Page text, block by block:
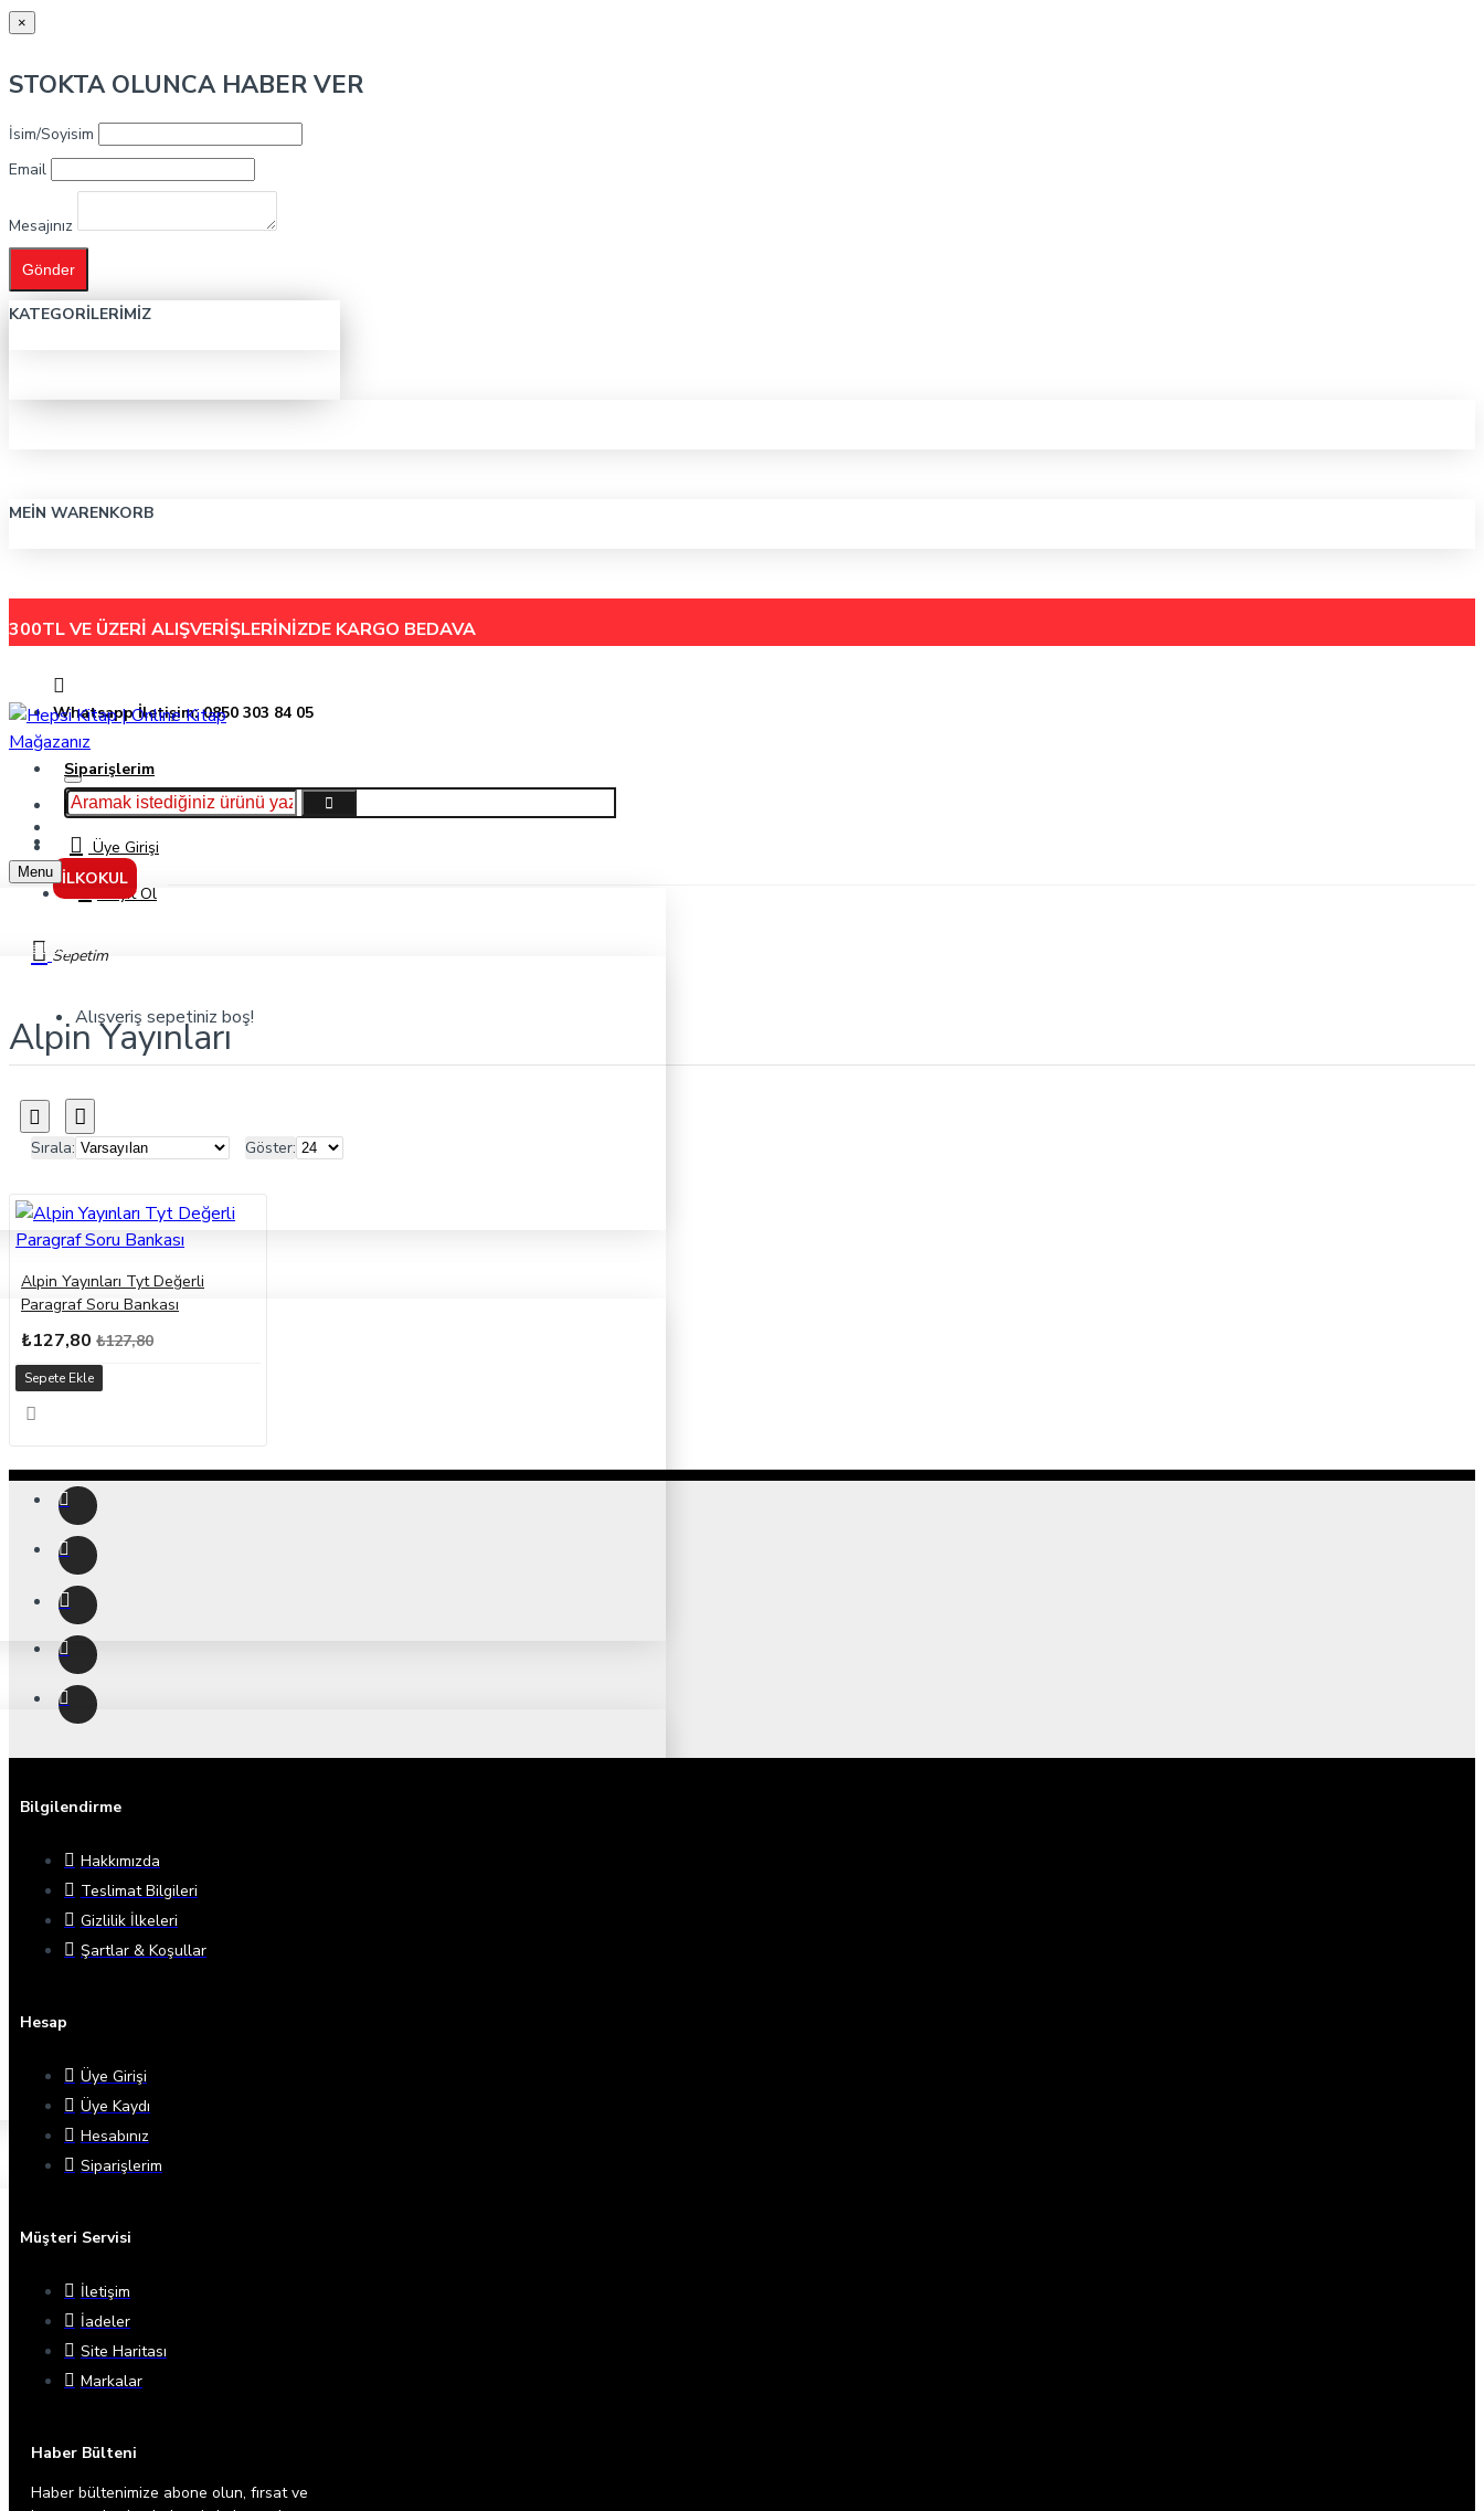
×
STOKTA OLUNCA HABER VER
İsim/Soyisim
Email
Mesajınız
Gönder
KATEGORILERIMIZ
MEIN WARENKORB
300TL VE ÜZERİ ALIŞVERİŞLERİNİZDE KARGO BEDAVA
Whatsapp İletişim: 0850 303 84 05
Siparişlerim
Hakkımızda
İletişimÜye Girişi
Kayıt Ol
Sepetim
Alışveriş sepetiniz boş!
İLKOKUL
Menu
Markalar
Alpin Yayınları
Sırala: Göster:
Alpin Yayınları Tyt Değerli
Paragraf Soru Bankası
₺127,80 ₺127,80
Sepete Ekle
Bilgilendirme
Hakkımızda
Teslimat Bilgileri
Gizlilik İlkeleri
Şartlar & Koşullar
Hesap
Üye Girişi
Üye Kaydı
Hesabınız
Siparişlerim
Müşteri Servisi
İletişim
İadeler
Site Haritası
Markalar
Haber Bülteni
Haber bültenimize abone olun, fırsat ve